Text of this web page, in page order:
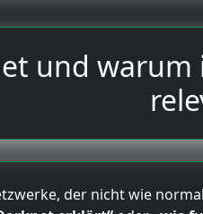
und
der nicht wie